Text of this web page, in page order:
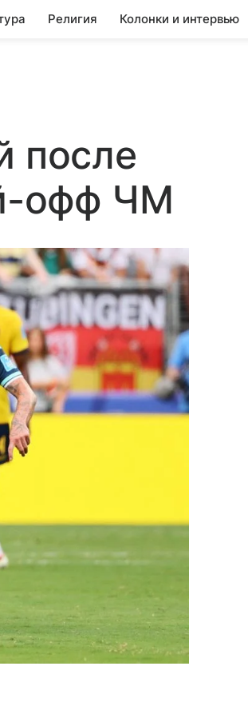
Религия Колонки и интервью
после
офф ЧМ